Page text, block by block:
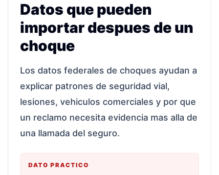
Datos que pueden
importar despues de un
choque
Los datos federales de choques ayudan a
explicar patrones de seguridad vial,
lesiones, vehiculos comerciales y por que
un reclamo necesita evidencia mas alla de
una llamada del seguro.
DATO PRACTICO